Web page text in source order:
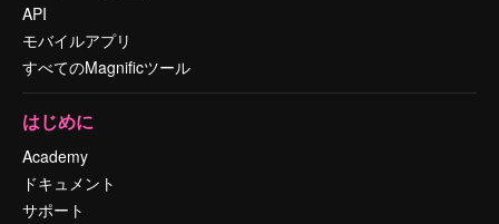
API
モバイルアプリ
すべてのMagnificツール
はじめに
Academy
ドキュメント
サポート